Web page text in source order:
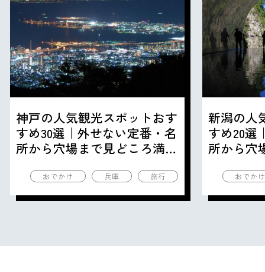
神戸の人気観光スポットおす
すめ30選｜外せない定番・名
所から穴場まで見どころ満載
おでかけ 兵庫 旅行
新潟の人
すめ20選
所から穴
おでか